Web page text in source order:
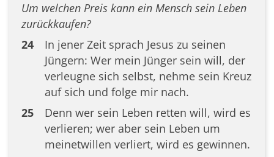
Um welchen Preis kann ein Mensch sein Leben
zurückkaufen?
24
In jener Zeit sprach Jesus zu seinen
Jüngern: Wer mein Jünger sein will, der
verleugne sich selbst, nehme sein Kreuz
auf sich und folge mir nach.
25
Denn wer sein Leben retten will, wird es
verlieren; wer aber sein Leben um
meinetwillen verliert, wird es gewinnen.